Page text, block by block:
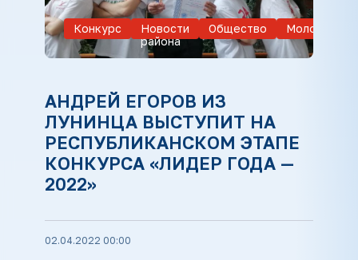
Конкурс
Новости
района
Общество Молодежь
АНДРЕЙ ЕГОРОВ ИЗ
ЛУНИНЦА ВЫСТУПИТ НА
РЕСПУБЛИКАНСКОМ ЭТАПЕ
КОНКУРСА «ЛИДЕР ГОДА —
2022»
02.04.2022 00:00